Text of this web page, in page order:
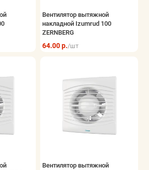
Вентилятор вытяжной
накладной Izumrud 100
ZERNBERG
64.00 р./шт
Вентилятор вытяжной